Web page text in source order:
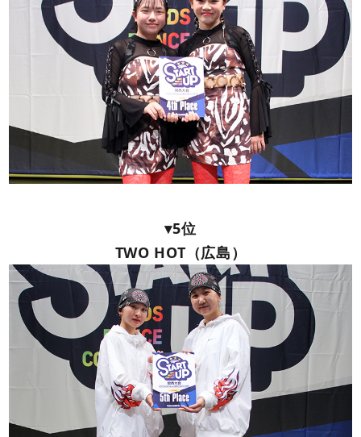
▾5位
TWO HOT（広島）